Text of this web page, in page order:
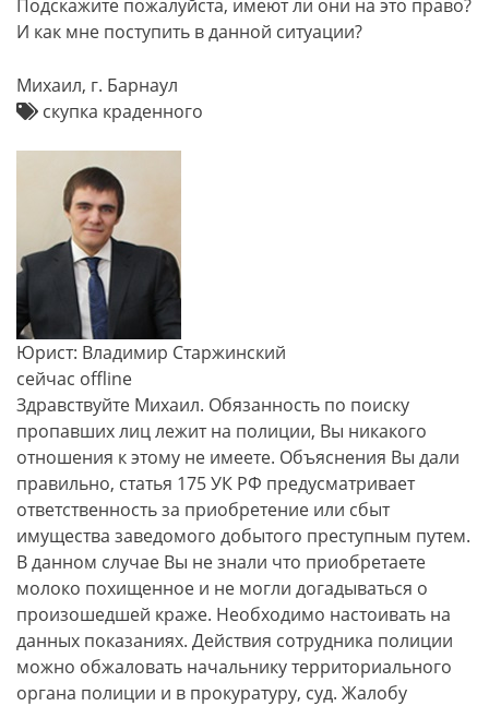
Подскажите пожалуйста, имеют ли они на это право?
И как мне поступить в данной ситуации?
Михаил, г. Барнаул
скупка краденного
Юрист: Владимир Старжинский
сейчас offline
Здравствуйте Михаил. Обязанность по поиску
пропавших лиц лежит на полиции, Вы никакого
отношения к этому не имеете. Объяснения Вы дали
правильно, статья 175 УК РФ предусматривает
ответственность за приобретение или сбыт
имущества заведомого добытого преступным путем.
В данном случае Вы не знали что приобретаете
молоко похищенное и не могли догадываться о
произошедшей краже. Необходимо настоивать на
данных показаниях. Действия сотрудника полиции
можно обжаловать начальнику территориального
органа полиции и в прокуратуру, суд. Жалобу